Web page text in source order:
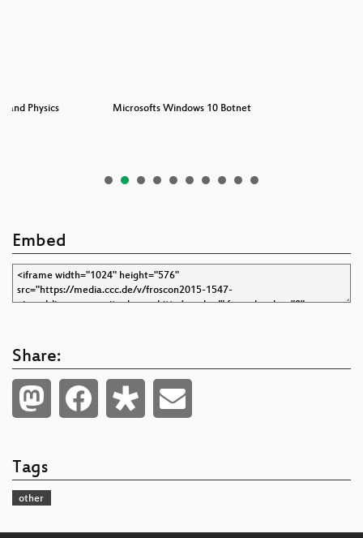
and Physics Microsofts Windows 10 Botnet
Embed
Share:
Tags
other